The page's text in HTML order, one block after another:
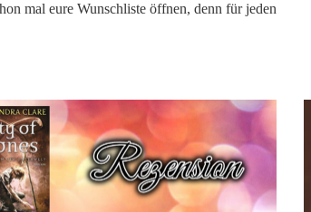
Must
mal eure Wunschliste öffnen, denn für jeden